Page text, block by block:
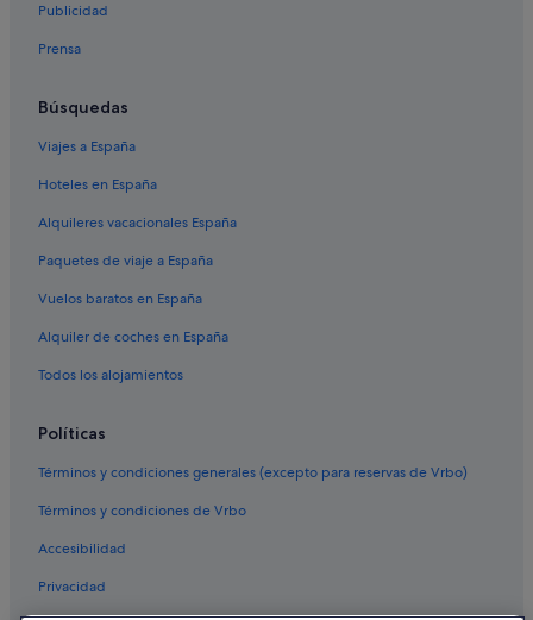
Hoteles boutique en Sarria
Pensiones en Estación de tren de Sarria
Hoteles con restaurante en Sarria
Hoteles cerca de Monasterio de Samos
Apartoteles en Sarria
Albergues en Estación de tren de Sarria
Albergues en Sarria
Hoteles con spa en Sarria
Hoteles de 5 estrellas en Sabenche
Hoteles románticos en Sarria
Pensiones en Samos
Residences en Maside
Casas privadas de vacaciones en Nabas
Publicidad
Prensa
Búsquedas
Viajes a España
Hoteles en España
Alquileres vacacionales España
Paquetes de viaje a España
Vuelos baratos en España
Alquiler de coches en España
Todos los alojamientos
Políticas
Términos y condiciones generales (excepto para reservas de Vrbo)
Términos y condiciones de Vrbo
Accesibilidad
Privacidad